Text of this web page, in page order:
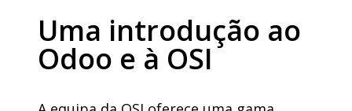
Uma introdução ao
Odoo e à OSI